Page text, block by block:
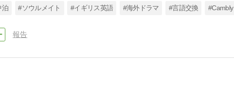
泊 #ソウルメイト #イギリス英語 #海外ドラマ #言語交換 #Cambly
報告